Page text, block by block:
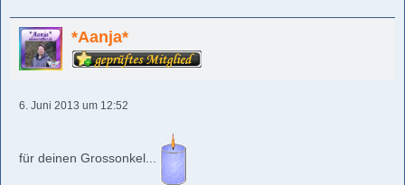
*Aanja*
6. Juni 2013 um 12:52
für deinen Grossonkel...